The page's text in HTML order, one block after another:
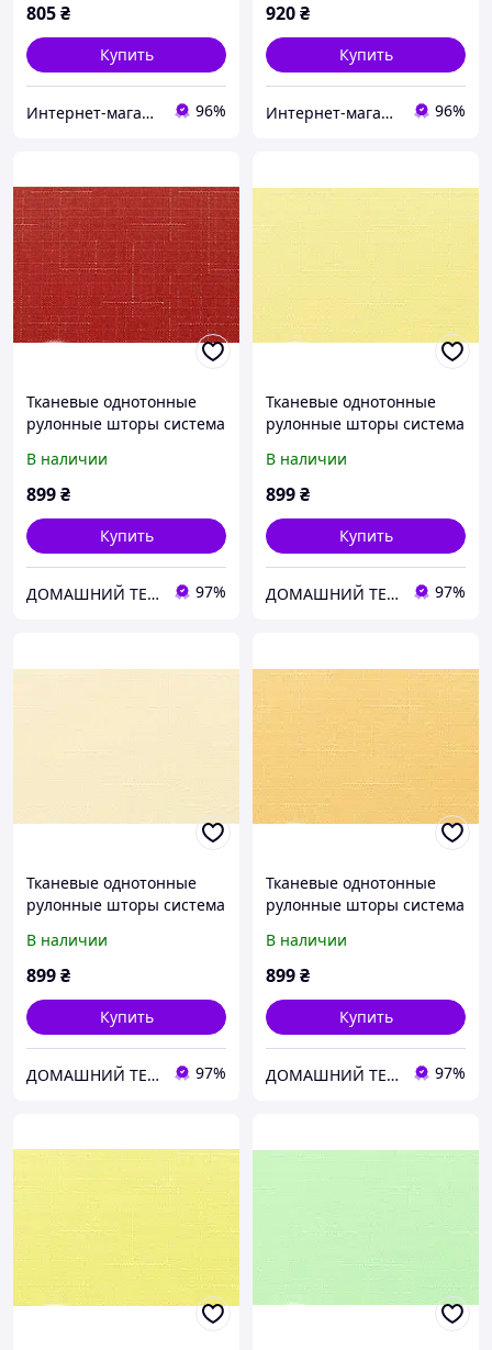
805₴
Купить
Интернет-магазин "Мир штор" 96%
920₴
Купить
Интернет-магазин "Мир штор" 96%
Тканевые однотонные
рулонные шторы система
под лен кирпичный
В наличии
899₴
Купить
ДОМАШНИЙ ТЕКСТИЛЬ - уют и комфорт в Вашем доме 97%
Тканевые однотонные
рулонные шторы система
под лен светло-желтый
В наличии
899₴
Купить
ДОМАШНИЙ ТЕКСТИЛЬ - уют и комфорт в Вашем доме 97%
Тканевые однотонные
рулонные шторы система
под лен пудровый
В наличии
899₴
Купить
ДОМАШНИЙ ТЕКСТИЛЬ - уют и комфорт в Вашем доме 97%
Тканевые однотонные
рулонные шторы система
под лен абрикосовый
В наличии
899₴
Купить
ДОМАШНИЙ ТЕКСТИЛЬ - уют и комфорт в Вашем доме 97%